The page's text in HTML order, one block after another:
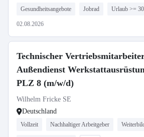
Gesundheitsangebote Jobrad Urlaub >= 30
02.08.2026
Technischer
Außendienst
PLZ 8 (m/w/d)
Wilhelm Fricke SE
Deutschland
Vollzeit Nachhaltiger Arbeitgeber